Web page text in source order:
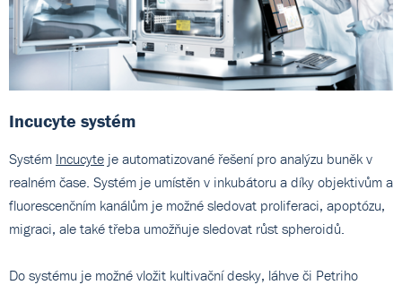
Incucyte systém
Systém Incucyte je automatizované řešení pro analýzu buněk v
realném čase. Systém je umístěn v inkubátoru a díky objektivům a
fluorescenčním kanálům je možné sledovat proliferaci, apoptózu,
migraci, ale také třeba umožňuje sledovat růst spheroidů.
Do systému je možné vložit kultivační desky, láhve či Petriho